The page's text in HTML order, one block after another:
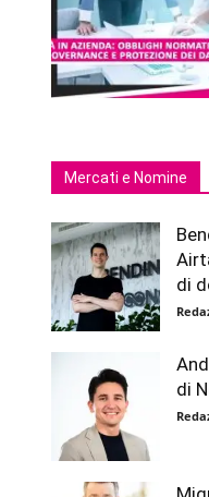
Mercati e Nomine
di
di